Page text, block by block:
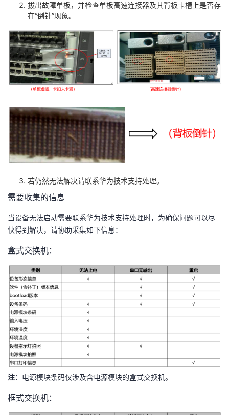
拔出故障单板，并检查单板高速连接器及其背板卡槽上是否存
在“倒针”现象。
若仍然无法解决请联系华为技术支持处理。
需要收集的信息
当设备无法启动需要联系华为技术支持处理时，为确保问题可以尽
快得到解决，请协助采集如下信息：
盒式交换机：
注：电源模块条码仅涉及含电源模块的盒式交换机。
框式交换机：